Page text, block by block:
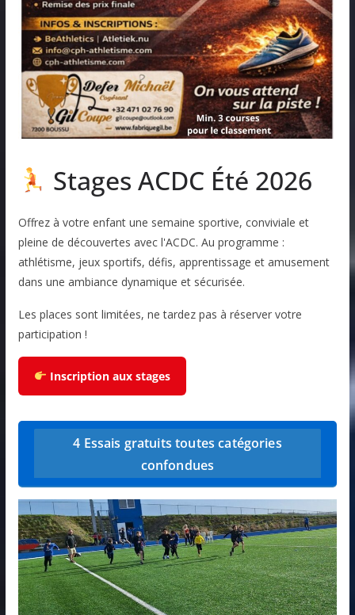
Stages ACDC Été 2026
Offrez à votre enfant une semaine sportive, conviviale et
pleine de découvertes avec l'ACDC. Au programme :
athlétisme, jeux sportifs, défis, apprentissage et amusement
dans une ambiance dynamique et sécurisée.
Les places sont limitées, ne tardez pas à réserver votre
participation !
Inscription aux stages
4 Essais gratuits toutes catégories
confondues